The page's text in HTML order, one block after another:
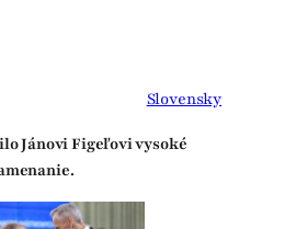
Slovensky
Jánovi Figeľovi vysoké